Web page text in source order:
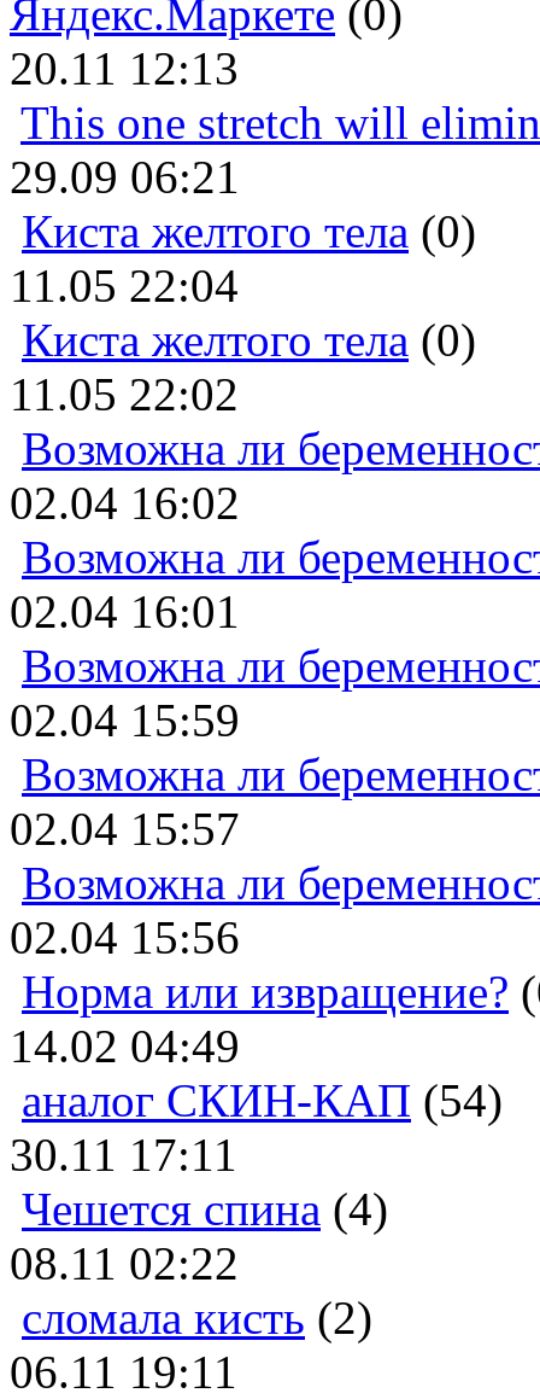
Яндекс.Маркете (0)
20.11 12:13
This one stretch will
29.09 06:21
Киста желтого тела (0)
11.05 22:04
Киста желтого тела (0)
11.05 22:02
Возможна ли
02.04 16:02
Возможна ли
02.04 16:01
Возможна ли
02.04 15:59
Возможна ли
02.04 15:57
Возможна ли
02.04 15:56
Норма или извращение?
14.02 04:49
аналог СКИН-КАП (54)
30.11 17:11
Чешется спина (4)
08.11 02:22
сломала кисть (2)
06.11 19:11